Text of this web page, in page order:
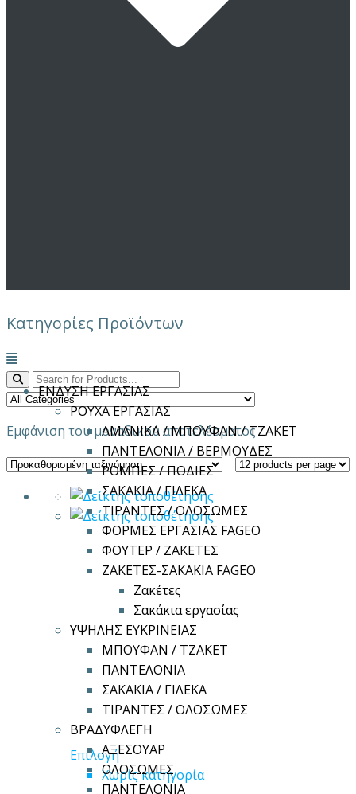
Κατηγορίες Προϊόντων
Μενού
ΕΝΔΥΣΗ ΕΡΓΑΣΙΑΣ
ΡΟΥΧΑ ΕΡΓΑΣΙΑΣ
ΑΜΑΝΙΚΑ / ΜΠΟΥΦΑΝ / ΤΖΑΚΕΤ
ΠΑΝΤΕΛΟΝΙΑ / ΒΕΡΜΟΥΔΕΣ
ΡΟΜΠΕΣ / ΠΟΔΙΕΣ
ΣΑΚΑΚΙΑ / ΓΙΛΕΚΑ
ΤΙΡΑΝΤΕΣ / ΟΛΟΣΩΜΕΣ
ΦΟΡΜΕΣ ΕΡΓΑΣΙΑΣ FAGEO
ΦΟΥΤΕΡ / ΖΑΚΕΤΕΣ
ΖΑΚΕΤΕΣ-ΣΑΚΑΚΙΑ FAGEO
Ζακέτες
Σακάκια εργασίας
ΥΨΗΛΗΣ ΕΥΚΡΙΝΕΙΑΣ
ΜΠΟΥΦΑΝ / ΤΖΑΚΕΤ
ΠΑΝΤΕΛΟΝΙΑ
ΣΑΚΑΚΙΑ / ΓΙΛΕΚΑ
ΤΙΡΑΝΤΕΣ / ΟΛΟΣΩΜΕΣ
ΒΡΑΔΥΦΛΕΓΗ
ΑΞΕΣΟΥΑΡ
ΟΛΟΣΩΜΕΣ
ΠΑΝΤΕΛΟΝΙΑ
Εμφάνιση του μοναδικού αποτελέσματος
ΕπιλογήΑυτό
το
Χωρίς κατηγορία